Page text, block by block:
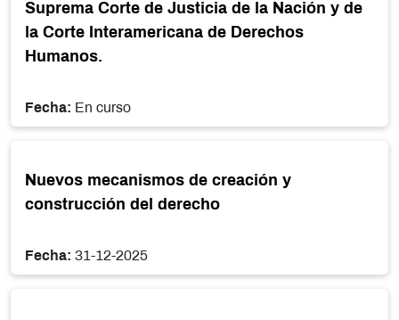
Suprema Corte de Justicia de la Nación y de
la Corte Interamericana de Derechos
Humanos.
Fecha: En curso
Nuevos mecanismos de creación y
construcción del derecho
Fecha: 31-12-2025